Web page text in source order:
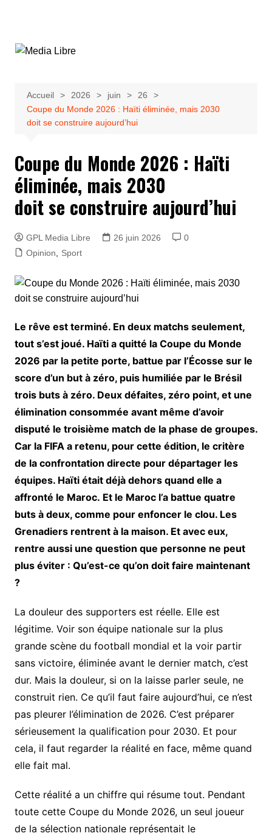
Accueil 2026 juin
26
Coupe du Monde 2026 : Haïti éliminée, mais 2030
doit se construire aujourd’hui
Coupe du Monde 2026 : Haïti
éliminée, mais 2030
doit se construire aujourd’hui
GPL Media Libre 26 juin 2026
0
Opinion, Sport
Le rêve est terminé. En deux matchs seulement,
tout s’est joué. Haïti a quitté la Coupe du Monde
2026 par la petite porte, battue par l’Écosse sur le
score d’un but à zéro, puis humiliée par le Brésil
trois buts à zéro. Deux défaites, zéro point, et une
élimination consommée avant même d’avoir
disputé le troisième match de la phase de groupes.
Car la FIFA a retenu, pour cette édition, le critère
de la confrontation directe pour départager les
équipes. Haïti était déjà dehors quand elle a
affronté le Maroc. Et le Maroc l’a battue quatre
buts à deux, comme pour enfoncer le clou. Les
Grenadiers rentrent à la maison. Et avec eux,
rentre aussi une question que personne ne peut
plus éviter : Qu’est-ce qu’on doit faire maintenant
?
La douleur des supporters est réelle. Elle est
légitime. Voir son équipe nationale sur la plus
grande scène du football mondial et la voir partir
sans victoire, éliminée avant le dernier match, c’est
dur. Mais la douleur, si on la laisse parler seule, ne
construit rien. Ce qu’il faut faire aujourd’hui, ce n’est
pas pleurer l’élimination de 2026. C’est préparer
sérieusement la qualification pour 2030. Et pour
cela, il faut regarder la réalité en face, même quand
elle fait mal.
Cette réalité a un chiffre qui résume tout. Pendant
toute cette Coupe du Monde 2026, un seul joueur
de la sélection nationale représentait le